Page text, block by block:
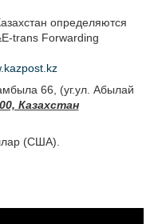
определяются
trans Forwarding
66, (уг.ул. Абылай
Казахстан
(США).